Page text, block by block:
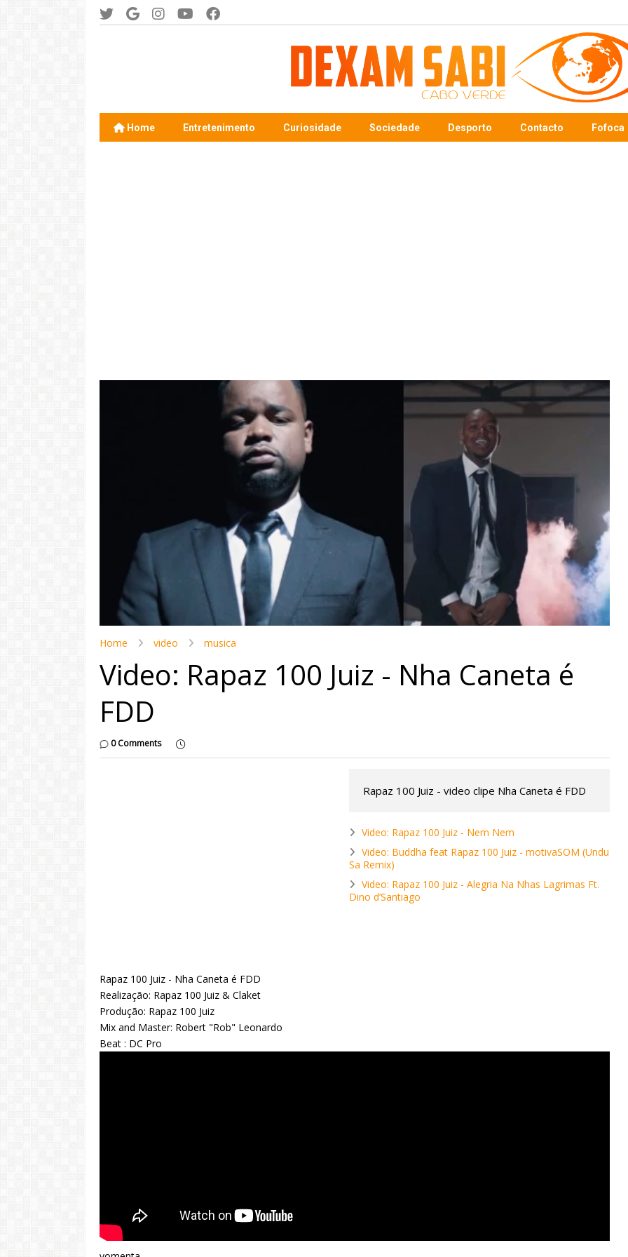
Home Entretenimento Curiosidade Sociedade Desporto Contacto Fofoca
Home video musica
Video: Rapaz 100 Juiz - Nha Caneta é
FDD
0 Comments
Rapaz 100 Juiz - video clipe Nha Caneta é FDD
Video: Rapaz 100 Juiz - Nem Nem
Video: Buddha feat Rapaz 100 Juiz - motivaSOM (Undu
Sa Remix)
Video: Rapaz 100 Juiz - Alegria Na Nhas Lagrimas Ft.
Dino d’Santiago
Rapaz 100 Juiz - Nha Caneta é FDD
Realização: Rapaz 100 Juiz & Claket
Produção: Rapaz 100 Juiz
Mix and Master: Robert "Rob" Leonardo
Beat : DC Pro
"Com 16 anos fui para cama
com o Presidente "
LER MAIS
Video: Caboverdiana konta
motivo ki fazel larga
Portugal pa volta pa Cabo
Verde
LER MAIS